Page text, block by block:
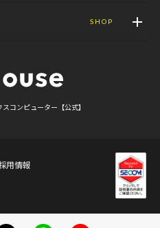
SHOP
コンピューター【公式】
用情報